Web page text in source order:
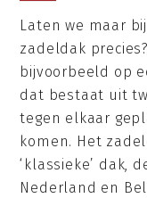
Laten we maar
zadeldak
bijvoorbeeld op
dat bestaat uit
tegen elkaar
komen. Het
‘klassieke’ dak,
Nederland en